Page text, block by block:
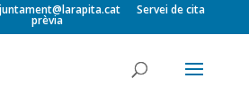
Servei de cita
prèvia